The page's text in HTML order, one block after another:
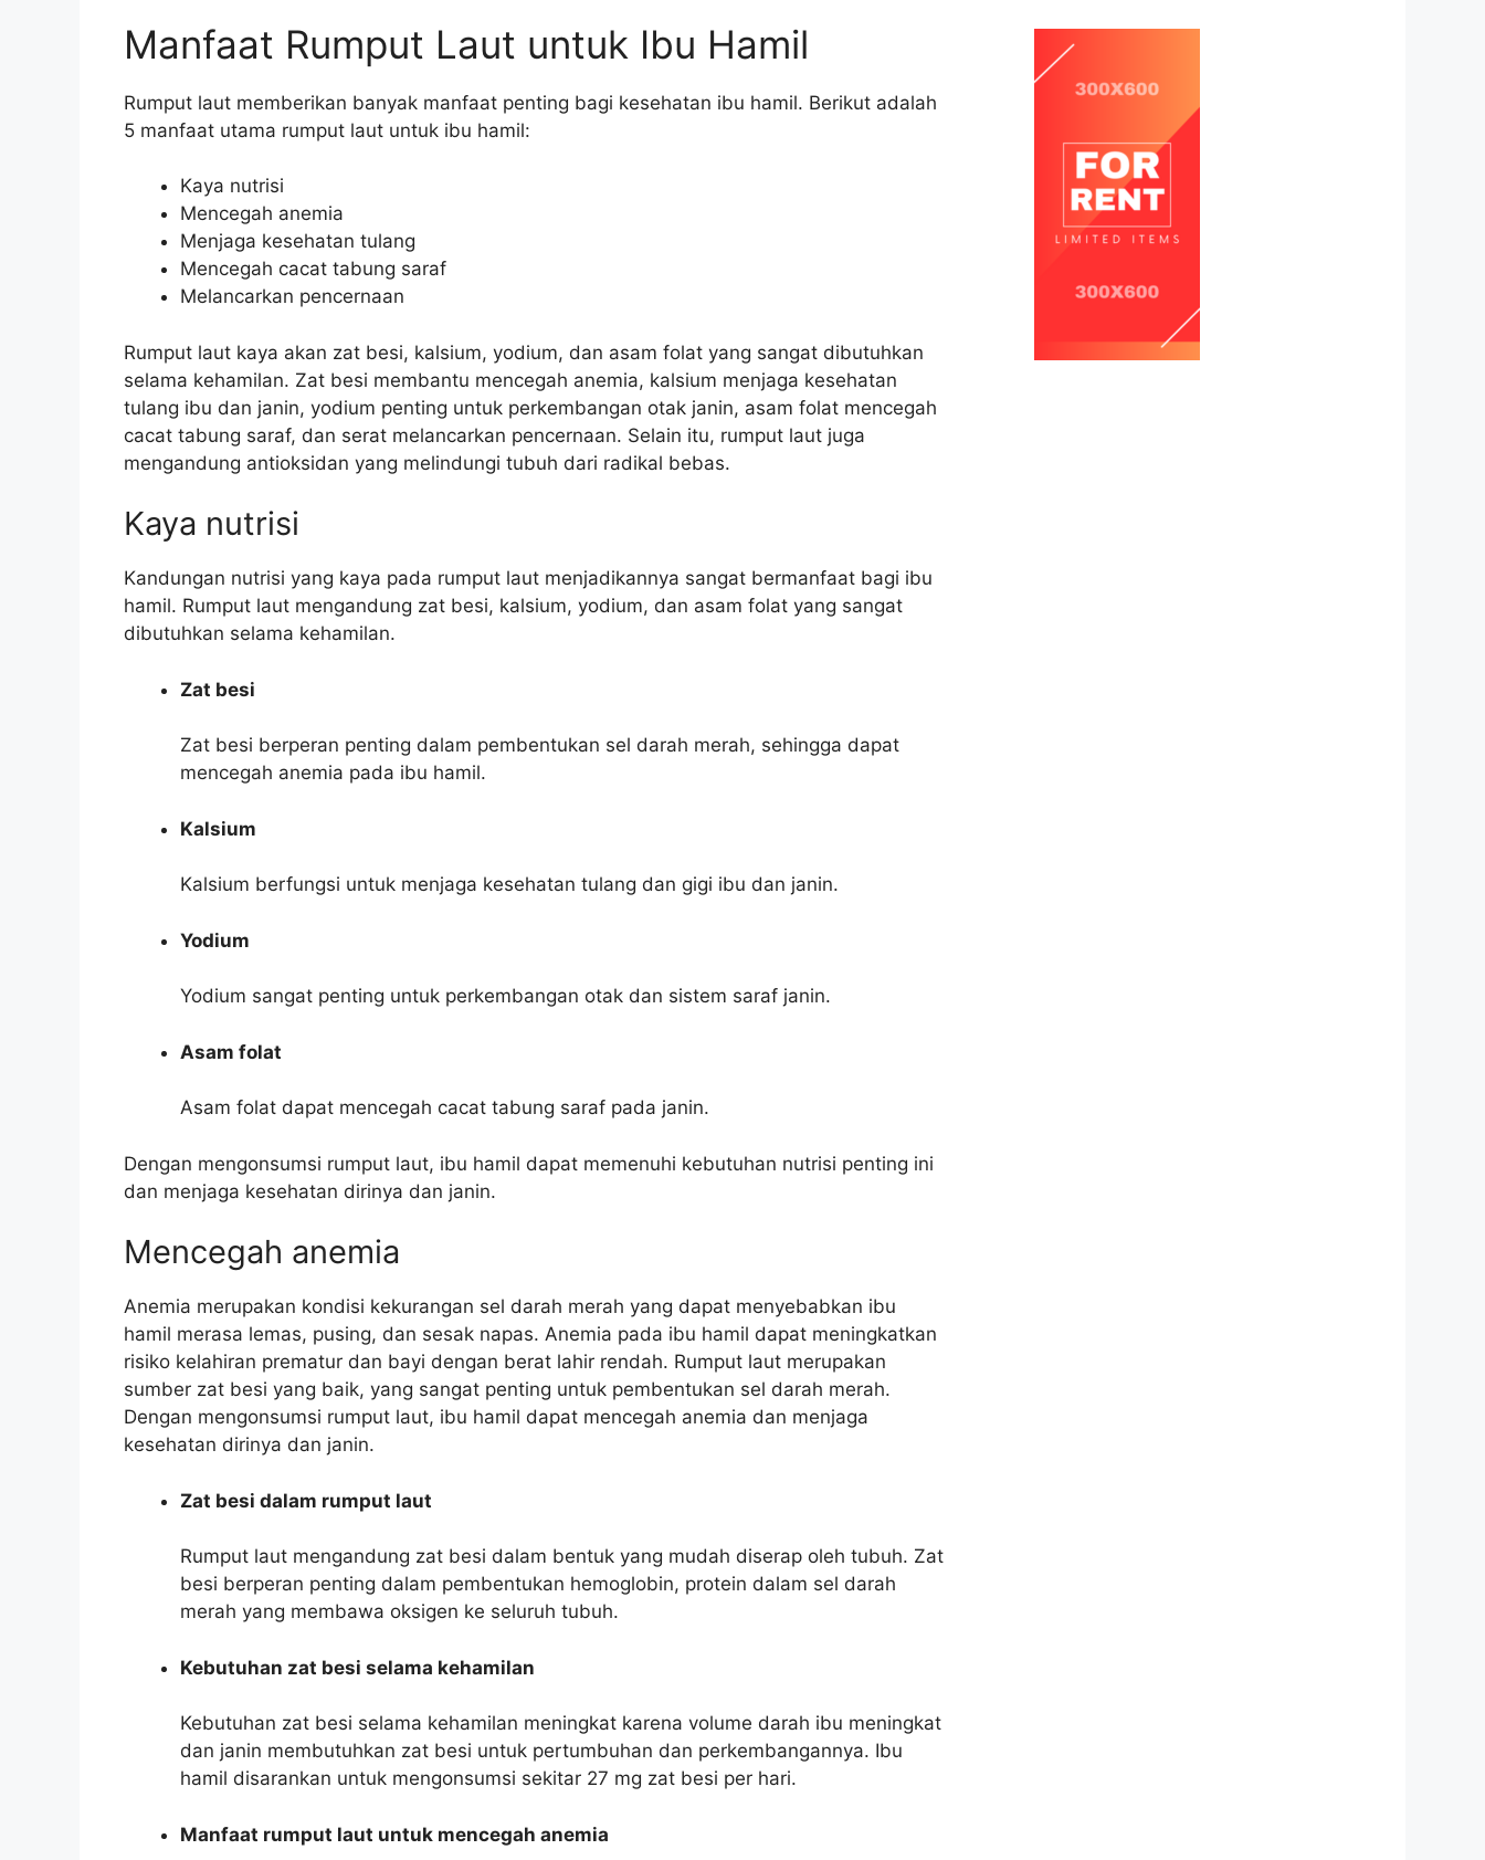
Manfaat Rumput Laut untuk Ibu Hamil
Rumput laut memberikan banyak manfaat penting bagi kesehatan ibu hamil. Berikut adalah
5 manfaat utama rumput laut untuk ibu hamil:
Kaya nutrisi
Mencegah anemia
Menjaga kesehatan tulang
Mencegah cacat tabung saraf
Melancarkan pencernaan
Rumput laut kaya akan zat besi, kalsium, yodium, dan asam folat yang sangat dibutuhkan
selama kehamilan. Zat besi membantu mencegah anemia, kalsium menjaga kesehatan
tulang ibu dan janin, yodium penting untuk perkembangan otak janin, asam folat mencegah
cacat tabung saraf, dan serat melancarkan pencernaan. Selain itu, rumput laut juga
mengandung antioksidan yang melindungi tubuh dari radikal bebas.
Kaya nutrisi
Kandungan nutrisi yang kaya pada rumput laut menjadikannya sangat bermanfaat bagi ibu
hamil. Rumput laut mengandung zat besi, kalsium, yodium, dan asam folat yang sangat
dibutuhkan selama kehamilan.
Zat besi
Zat besi berperan penting dalam pembentukan sel darah merah, sehingga dapat
mencegah anemia pada ibu hamil.
Kalsium
Kalsium berfungsi untuk menjaga kesehatan tulang dan gigi ibu dan janin.
Yodium
Yodium sangat penting untuk perkembangan otak dan sistem saraf janin.
Asam folat
Asam folat dapat mencegah cacat tabung saraf pada janin.
Dengan mengonsumsi rumput laut, ibu hamil dapat memenuhi kebutuhan nutrisi penting ini
dan menjaga kesehatan dirinya dan janin.
Mencegah anemia
Anemia merupakan kondisi kekurangan sel darah merah yang dapat menyebabkan ibu
hamil merasa lemas, pusing, dan sesak napas. Anemia pada ibu hamil dapat meningkatkan
risiko kelahiran prematur dan bayi dengan berat lahir rendah. Rumput laut merupakan
sumber zat besi yang baik, yang sangat penting untuk pembentukan sel darah merah.
Dengan mengonsumsi rumput laut, ibu hamil dapat mencegah anemia dan menjaga
kesehatan dirinya dan janin.
Zat besi dalam rumput laut
Rumput laut mengandung zat besi dalam bentuk yang mudah diserap oleh tubuh. Zat
besi berperan penting dalam pembentukan hemoglobin, protein dalam sel darah
merah yang membawa oksigen ke seluruh tubuh.
Kebutuhan zat besi selama kehamilan
Kebutuhan zat besi selama kehamilan meningkat karena volume darah ibu meningkat
dan janin membutuhkan zat besi untuk pertumbuhan dan perkembangannya. Ibu
hamil disarankan untuk mengonsumsi sekitar 27 mg zat besi per hari.
Manfaat rumput laut untuk mencegah anemia